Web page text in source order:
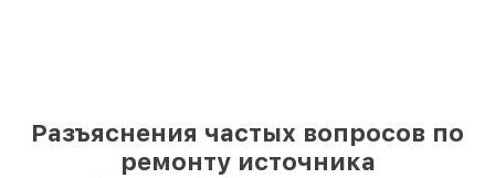
Разъяснения частых вопросов по
ремонту источника